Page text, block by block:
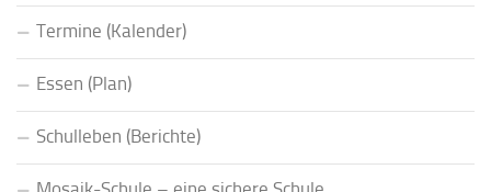
Termine (Kalender)
Essen (Plan)
Schulleben (Berichte)